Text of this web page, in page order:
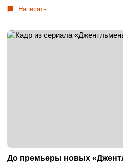
Написать
До премьеры новых